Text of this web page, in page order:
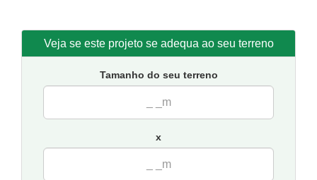
banheiro e uma suíte com varanda e closet. Também se encontra
no pavimento superior uma sala intima localizada no mezanino
com vista para sala de estar.
Planta de casa
9,12 metros de frente e 14,05 de fundos.
Sugestão de terreno para implantação:10 metros de frente
Veja se este projeto se adequa ao seu terreno
Tamanho do seu terreno
x